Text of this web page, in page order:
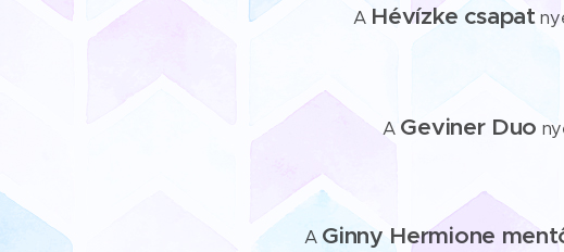
A Hévízke csapat
A Geviner Duo
A Ginny Hermione